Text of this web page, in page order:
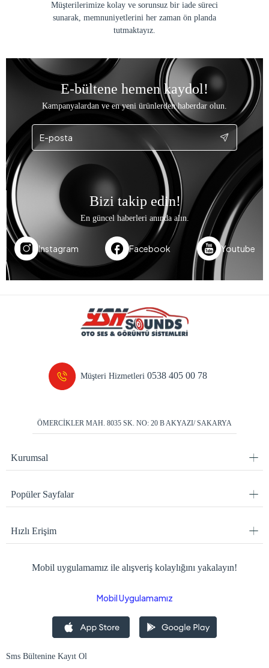
Müşterilerimize kolay ve sorunsuz bir iade süreci
sunarak, memnuniyetlerini her zaman ön planda
tutmaktayız.
E-bültene hemen kaydol!
Kampanyalardan ve en yeni ürünlerden haberdar olun.
Bizi takip edin!
En güncel haberleri anında alın.
Instagram Facebook Youtube
Müşteri Hizmetleri0538 405 00 78
ÖMERCİKLER MAH. 8035 SK. NO: 20 B AKYAZI/ SAKARYA
Kurumsal
Popüler Sayfalar
Hızlı Erişim
Mobil uygulamamız ile alışveriş kolaylığını yakalayın!
Mobil Uygulamamız
Sms Bültenine Kayıt Ol